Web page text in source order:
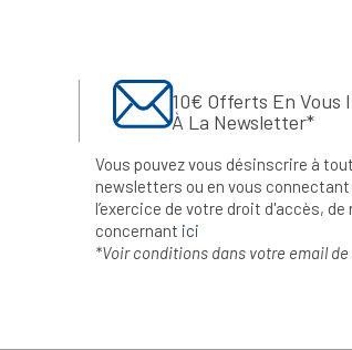
10€ Offerts En Vous
À La Newsletter*
Vous pouvez vous désinscrire à
newsletters ou en vous
l’exercice de votre droit d'accès,
concernant ici
*Voir conditions dans votre email